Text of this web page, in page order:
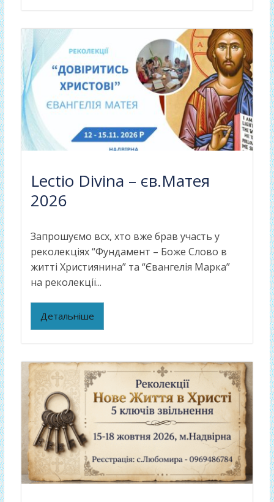
Lectio Divina – єв.Матея
2026
Запрошуємо всх, хто вже брав участь у
реколекціях “Фундамент – Боже Слово в
житті Християнина” та “Євангелія Марка”
на реколекції...
Детальніше